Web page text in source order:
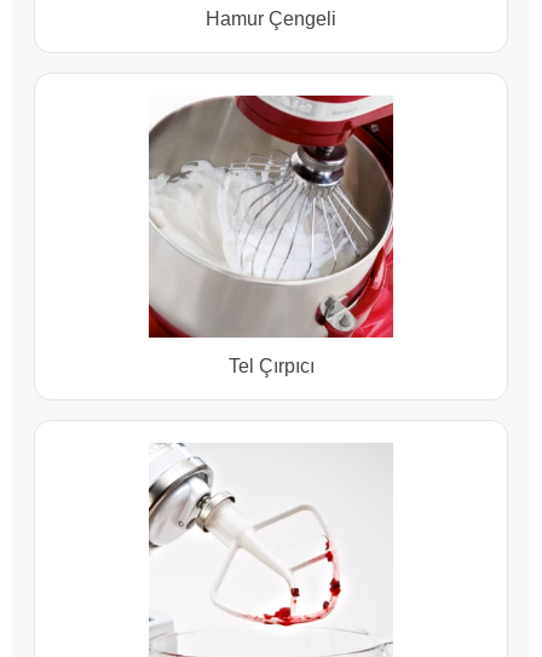
Hamur Çengeli
Tel Çırpıcı